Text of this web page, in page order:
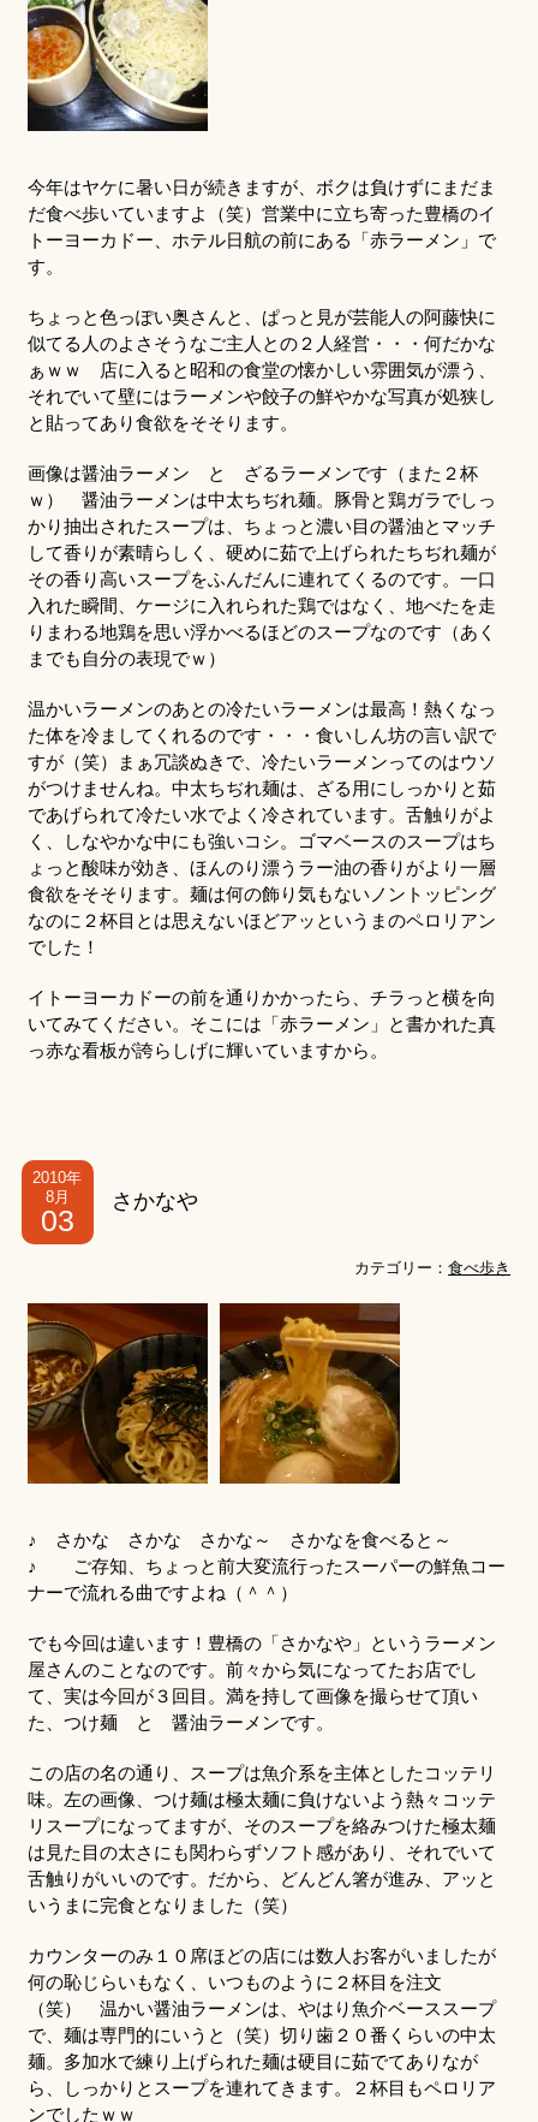
今年はヤケに暑い日が続きますが、ボクは負けずにまだま
だ食べ歩いていますよ（笑）営業中に立ち寄った豊橋のイ
トーヨーカドー、ホテル日航の前にある「赤ラーメン」で
す。
ちょっと色っぽい奥さんと、ぱっと見が芸能人の阿藤快に
似てる人のよさそうなご主人との２人経営・・・何だかな
ぁｗｗ 店に入ると昭和の食堂の懐かしい雰囲気が漂う、
それでいて壁にはラーメンや餃子の鮮やかな写真が処狭し
と貼ってあり食欲をそそります。
画像は醤油ラーメン と ざるラーメンです（また２杯
ｗ） 醤油ラーメンは中太ちぢれ麺。豚骨と鶏ガラでしっ
かり抽出されたスープは、ちょっと濃い目の醤油とマッチ
して香りが素晴らしく、硬めに茹で上げられたちぢれ麺が
その香り高いスープをふんだんに連れてくるのです。一口
入れた瞬間、ケージに入れられた鶏ではなく、地べたを走
りまわる地鶏を思い浮かべるほどのスープなのです（あく
までも自分の表現でｗ）
温かいラーメンのあとの冷たいラーメンは最高！熱くなっ
た体を冷ましてくれるのです・・・食いしん坊の言い訳で
すが（笑）まぁ冗談ぬきで、冷たいラーメンってのはウソ
がつけませんね。中太ちぢれ麺は、ざる用にしっかりと茹
であげられて冷たい水でよく冷されています。舌触りがよ
く、しなやかな中にも強いコシ。ゴマベースのスープはち
ょっと酸味が効き、ほんのり漂うラー油の香りがより一層
食欲をそそります。麺は何の飾り気もないノントッピング
なのに２杯目とは思えないほどアッというまのペロリアン
でした！
イトーヨーカドーの前を通りかかったら、チラっと横を向
いてみてください。そこには「赤ラーメン」と書かれた真
っ赤な看板が誇らしげに輝いていますから。
2010年
8月
03
さかなや
カテゴリー：食べ歩き
♪ さかな さかな さかな～ さかなを食べると～
♪ ご存知、ちょっと前大変流行ったスーパーの鮮魚コー
ナーで流れる曲ですよね（＾＾）
でも今回は違います！豊橋の「さかなや」というラーメン
屋さんのことなのです。前々から気になってたお店でし
て、実は今回が３回目。満を持して画像を撮らせて頂い
た、つけ麺 と 醤油ラーメンです。
この店の名の通り、スープは魚介系を主体としたコッテリ
味。左の画像、つけ麺は極太麺に負けないよう熱々コッテ
リスープになってますが、そのスープを絡みつけた極太麺
は見た目の太さにも関わらずソフト感があり、それでいて
舌触りがいいのです。だから、どんどん箸が進み、アッと
いうまに完食となりました（笑）
カウンターのみ１０席ほどの店には数人お客がいましたが
何の恥じらいもなく、いつものように２杯目を注文
（笑） 温かい醤油ラーメンは、やはり魚介ベーススープ
で、麺は専門的にいうと（笑）切り歯２０番くらいの中太
麺。多加水で練り上げられた麺は硬目に茹でてありなが
ら、しっかりとスープを連れてきます。２杯目もペロリア
ンでしたｗｗ